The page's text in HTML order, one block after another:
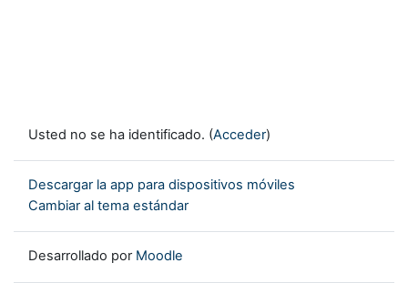
Usted no se ha identificado. (Acceder)
Descargar la app para dispositivos móviles
Cambiar al tema estándar
Desarrollado por Moodle